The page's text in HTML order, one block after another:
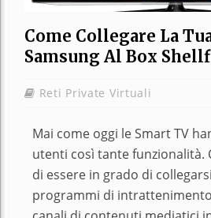
Come Collegare La
Samsung Al Box
Reti Private Virtuali
Mai come oggi le Smart TV
utenti così tante funzionalità.
di essere in grado di
programmi di